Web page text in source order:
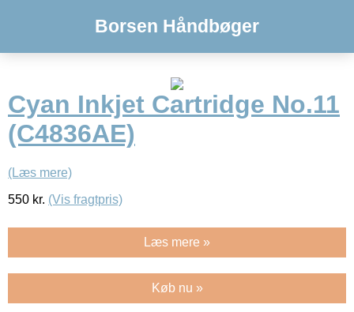
Borsen Håndbøger
Cyan Inkjet Cartridge No.11
(C4836AE)
(Læs mere)
550 kr. (Vis fragtpris)
Læs mere »
Køb nu »